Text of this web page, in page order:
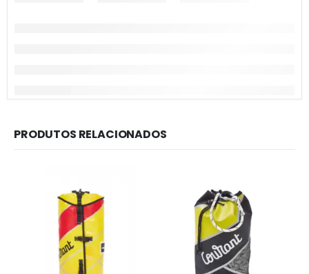
PRODUTOS RELACIONADOS